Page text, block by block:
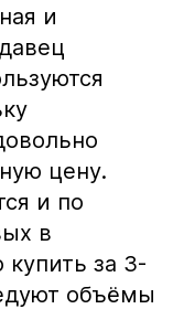
и
цену.
и по
в
за 3-
объёмы